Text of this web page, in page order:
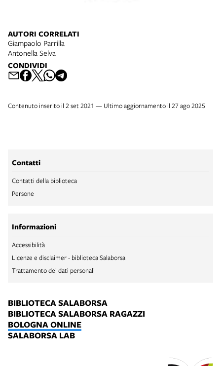
AUTORI CORRELATI
Giampaolo Parrilla
Antonella Selva
CONDIVIDI
Contenuto inserito il 2 set 2021 — Ultimo aggiornamento il 27 ago 2025
Contatti
Contatti della biblioteca
Persone
Informazioni
Accessibilità
Licenze e disclaimer - biblioteca Salaborsa
Trattamento dei dati personali
BIBLIOTECA SALABORSA
BIBLIOTECA SALABORSA RAGAZZI
BOLOGNA ONLINE
SALABORSA LAB